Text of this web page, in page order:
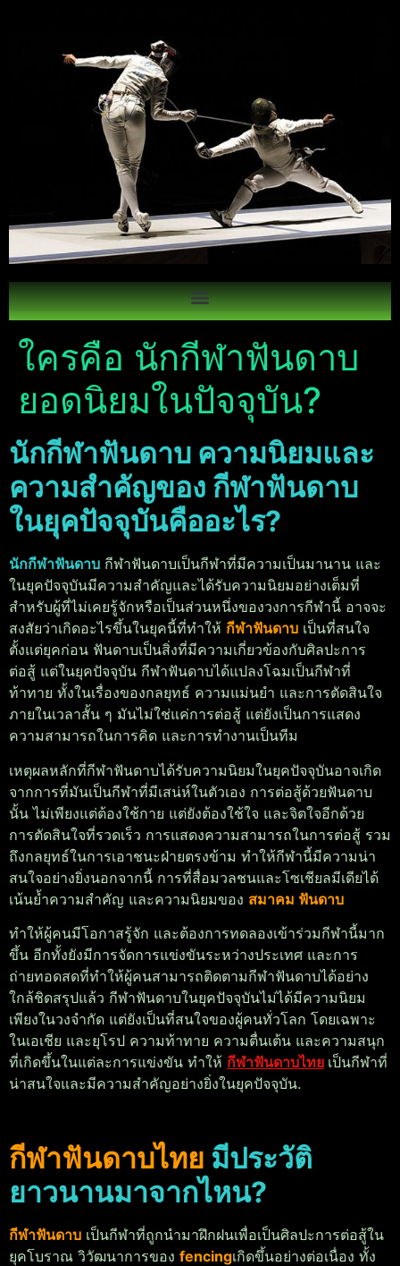
ใครคือ นักกีฬาฟันดาบ
ยอดนิยมในปัจจุบัน?
นักกีฬาฟันดาบ ความนิยมและ
ความสำคัญของ กีฬาฟันดาบ
ในยุคปัจจุบันคืออะไร?
นักกีฬาฟันดาบ กีฬาฟันดาบเป็นกีฬาที่มีความเป็นมานาน และ
ในยุคปัจจุบันมีความสำคัญและได้รับความนิยมอย่างเต็มที่
สำหรับผู้ที่ไม่เคยรู้จักหรือเป็นส่วนหนึ่งของวงการกีฬานี้ อาจจะ
สงสัยว่าเกิดอะไรขึ้นในยุคนี้ที่ทำให้ กีฬาฟันดาบ เป็นที่สนใจ
ตั้งแต่ยุคก่อน ฟันดาบเป็นสิ่งที่มีความเกี่ยวข้องกับศิลปะการ
ต่อสู้ แต่ในยุคปัจจุบัน กีฬาฟันดาบได้แปลงโฉมเป็นกีฬาที่
ท้าทาย ทั้งในเรื่องของกลยุทธ์ ความแม่นยำ และการตัดสินใจ
ภายในเวลาสั้น ๆ มันไม่ใช่แค่การต่อสู้ แต่ยังเป็นการแสดง
ความสามารถในการคิด และการทำงานเป็นทีม
เหตุผลหลักที่กีฬาฟันดาบได้รับความนิยมในยุคปัจจุบันอาจเกิด
จากการที่มันเป็นกีฬาที่มีเสน่ห์ในตัวเอง การต่อสู้ด้วยฟันดาบ
นั้น ไม่เพียงแต่ต้องใช้กาย แต่ยังต้องใช้ใจ และจิตใจอีกด้วย
การตัดสินใจที่รวดเร็ว การแสดงความสามารถในการต่อสู้ รวม
ถึงกลยุทธ์ในการเอาชนะฝ่ายตรงข้าม ทำให้กีฬานี้มีความน่า
สนใจอย่างยิ่งนอกจากนี้ การที่สื่อมวลชนและโซเชียลมีเดียได้
เน้นย้ำความสำคัญ และความนิยมของ สมาคม ฟันดาบ
ทำให้ผู้คนมีโอกาสรู้จัก และต้องการทดลองเข้าร่วมกีฬานี้มาก
ขึ้น อีกทั้งยังมีการจัดการแข่งขันระหว่างประเทศ และการ
ถ่ายทอดสดที่ทำให้ผู้คนสามารถติดตามกีฬาฟันดาบได้อย่าง
ใกล้ชิดสรุปแล้ว กีฬาฟันดาบในยุคปัจจุบันไม่ได้มีความนิยม
เพียงในวงจำกัด แต่ยังเป็นที่สนใจของผู้คนทั่วโลก โดยเฉพาะ
ในเอเชีย และยุโรป ความท้าทาย ความตื่นเต้น และความสนุก
ที่เกิดขึ้นในแต่ละการแข่งขัน ทำให้ กีฬาฟันดาบไทย เป็นกีฬาที่
น่าสนใจและมีความสำคัญอย่างยิ่งในยุคปัจจุบัน.
กีฬาฟันดาบไทย มีประวัติ
ยาวนานมาจากไหน?
กีฬาฟันดาบ เป็นกีฬาที่ถูกนำมาฝึกฝนเพื่อเป็นศิลปะการต่อสู้ใน
ยุคโบราณ วิวัฒนาการของ fencingเกิดขึ้นอย่างต่อเนื่อง ทั้ง